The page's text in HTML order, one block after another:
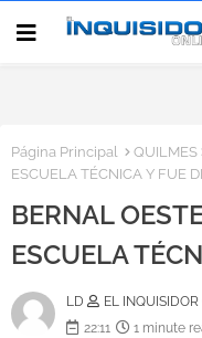
Página Principal QUILMES
ESCUELA TÉCNICA Y FUE
BERNAL
ESCUELA
LD
EL
22:11
1 minute